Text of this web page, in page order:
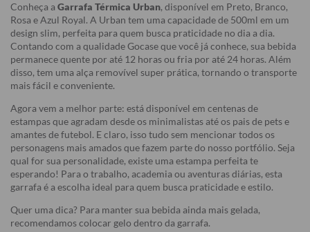
Conheça a Garrafa Térmica Urban, disponível em Preto, Branco,
Rosa e Azul Royal. A Urban tem uma capacidade de 500ml em um
design slim, perfeita para quem busca praticidade no dia a dia.
Contando com a qualidade Gocase que você já conhece, sua bebida
permanece quente por até 12 horas ou fria por até 24 horas. Além
disso, tem uma alça removível super prática, tornando o transporte
mais fácil e conveniente.
Agora vem a melhor parte: está disponível em centenas de
estampas que agradam desde os minimalistas até os pais de pets e
amantes de futebol. E claro, isso tudo sem mencionar todos os
personagens mais amados que fazem parte do nosso portfólio. Seja
qual for sua personalidade, existe uma estampa perfeita te
esperando! Para o trabalho, academia ou aventuras diárias, esta
garrafa é a escolha ideal para quem busca praticidade e estilo.
Quer uma dica? Para manter sua bebida ainda mais gelada,
recomendamos colocar gelo dentro da garrafa.